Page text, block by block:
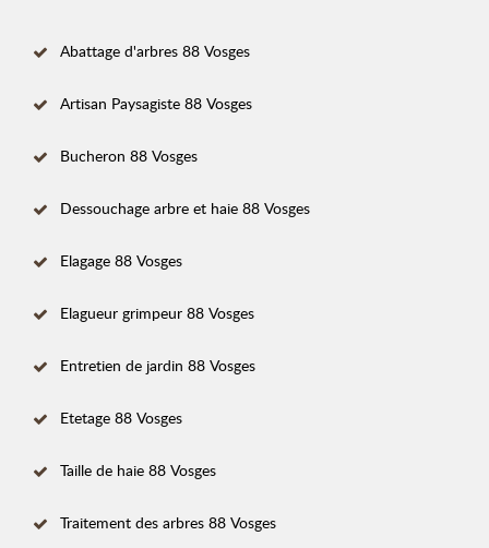
Abattage d'arbres 88 Vosges
Artisan Paysagiste 88 Vosges
Bucheron 88 Vosges
Dessouchage arbre et haie 88 Vosges
Elagage 88 Vosges
Elagueur grimpeur 88 Vosges
Entretien de jardin 88 Vosges
Etetage 88 Vosges
Taille de haie 88 Vosges
Traitement des arbres 88 Vosges